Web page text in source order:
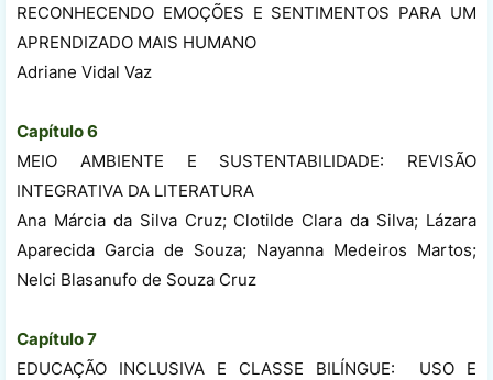
RECONHECENDO EMOÇÕES E SENTIMENTOS PARA UM
APRENDIZADO MAIS HUMANO
Adriane Vidal Vaz
Capítulo 6
MEIO AMBIENTE E SUSTENTABILIDADE: REVISÃO
INTEGRATIVA DA LITERATURA
Ana Márcia da Silva Cruz; Clotilde Clara da Silva; Lázara
Aparecida Garcia de Souza; Nayanna Medeiros Martos;
Nelci Blasanufo de Souza Cruz
Capítulo 7
EDUCAÇÃO INCLUSIVA E CLASSE BILÍNGUE: USO E